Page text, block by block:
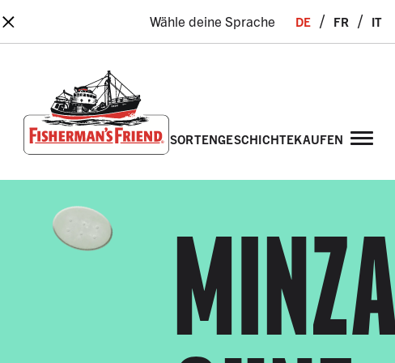
× Wähle deine Sprache de fr it
sortengeschichtekaufen